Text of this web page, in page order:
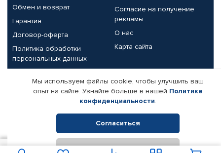
Обмен и возврат
Гарантия
Договор-оферта
Политика обработки
персональных данных
Согласие на получение
рекламы
О нас
Карта сайта
Партнерам
Корпоративным клиентам
Поставщикам
Реквизиты компании
© КАМАЗ ЦЕНТР ДОНЕЦК, 2015-2026. Все права защищены.
Мы используем файлы cookie, чтобы улучшить ваш
опыт на сайте. Узнайте больше в нашей Политике
конфиденциальности.
Согласиться
Отклонить